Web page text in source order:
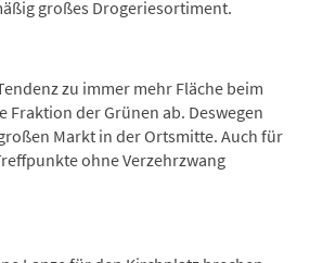
großes Drogeriesortiment.
zu immer mehr Fläche beim
Fraktion der Grünen ab. Deswegen
Markt in der Ortsmitte. Auch für
ohne Verzehrzwang